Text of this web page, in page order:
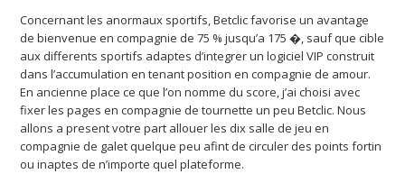
Concernant les anormaux sportifs, Betclic favorise un avantage
de bienvenue en compagnie de 75 % jusqu’a 175 �, sauf que cible
aux differents sportifs adaptes d’integrer un logiciel VIP construit
dans l’accumulation en tenant position en compagnie de amour.
En ancienne place ce que l’on nomme du score, j’ai choisi avec
fixer les pages en compagnie de tournette un peu Betclic. Nous
allons a present votre part allouer les dix salle de jeu en
compagnie de galet quelque peu afint de circuler des points fortin
ou inaptes de n’importe quel plateforme.